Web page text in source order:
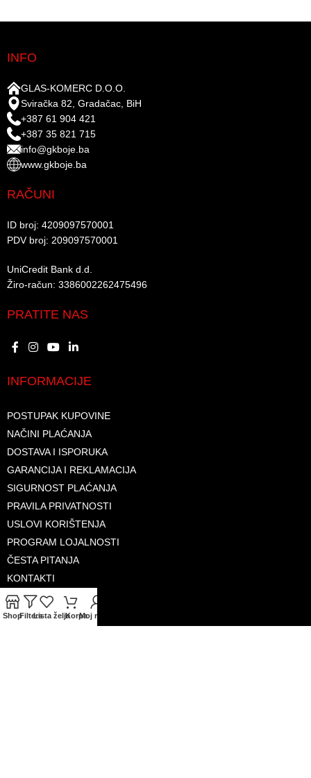
INFO
GLAS-KOMERC D.O.O.
Sviračka 82, Gradačac, BiH
+387 61 904 421
+387 35 821 715
info@gkboje.ba
www.gkboje.ba
RAČUNI
ID broj: 4209097570001​
PDV broj: 209097570001 ​
UniCredit Bank d.d.​
Žiro-račun: 3386002262475496​​
PRATITE NAS
INFORMACIJE
POSTUPAK KUPOVINE
NAČINI PLAĆANJA
DOSTAVA I ISPORUKA
GARANCIJA I REKLAMACIJA
SIGURNOST PLAĆANJA
PRAVILA PRIVATNOSTI
USLOVI KORIŠTENJA
PROGRAM LOJALNOSTI
ČESTA PITANJA
KONTAKTI
O NAMA
ShopFiltersLista željaKorpaMoj račun